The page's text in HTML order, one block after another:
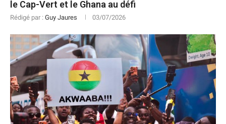
le Cap-Vert et le Ghana au défi
Rédigé par : Guy Jaures 03/07/2026